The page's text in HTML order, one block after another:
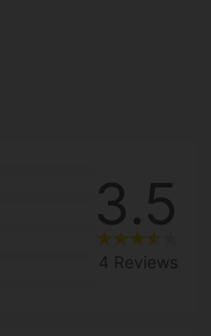
3.5
4 Reviews